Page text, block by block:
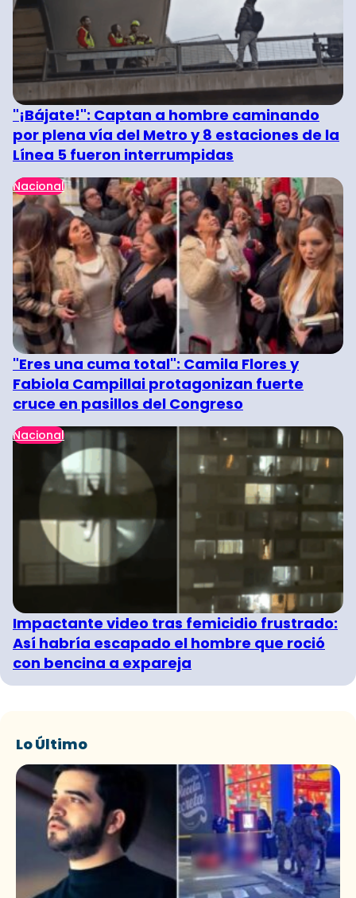
"¡Bájate!": Captan a hombre caminando
por plena vía del Metro y 8 estaciones de la
Línea 5 fueron interrumpidas
Nacional
"Eres una cuma total": Camila Flores y
Fabiola Campillai protagonizan fuerte
cruce en pasillos del Congreso
Nacional
Impactante video tras femicidio frustrado:
Así habría escapado el hombre que roció
con bencina a expareja
Lo Último